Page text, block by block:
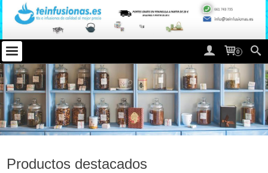
0
Productos destacados